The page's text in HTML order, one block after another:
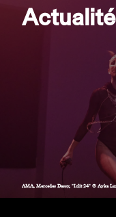
AMA, Mercedes Dassy, "Iclit 24" © Ayka